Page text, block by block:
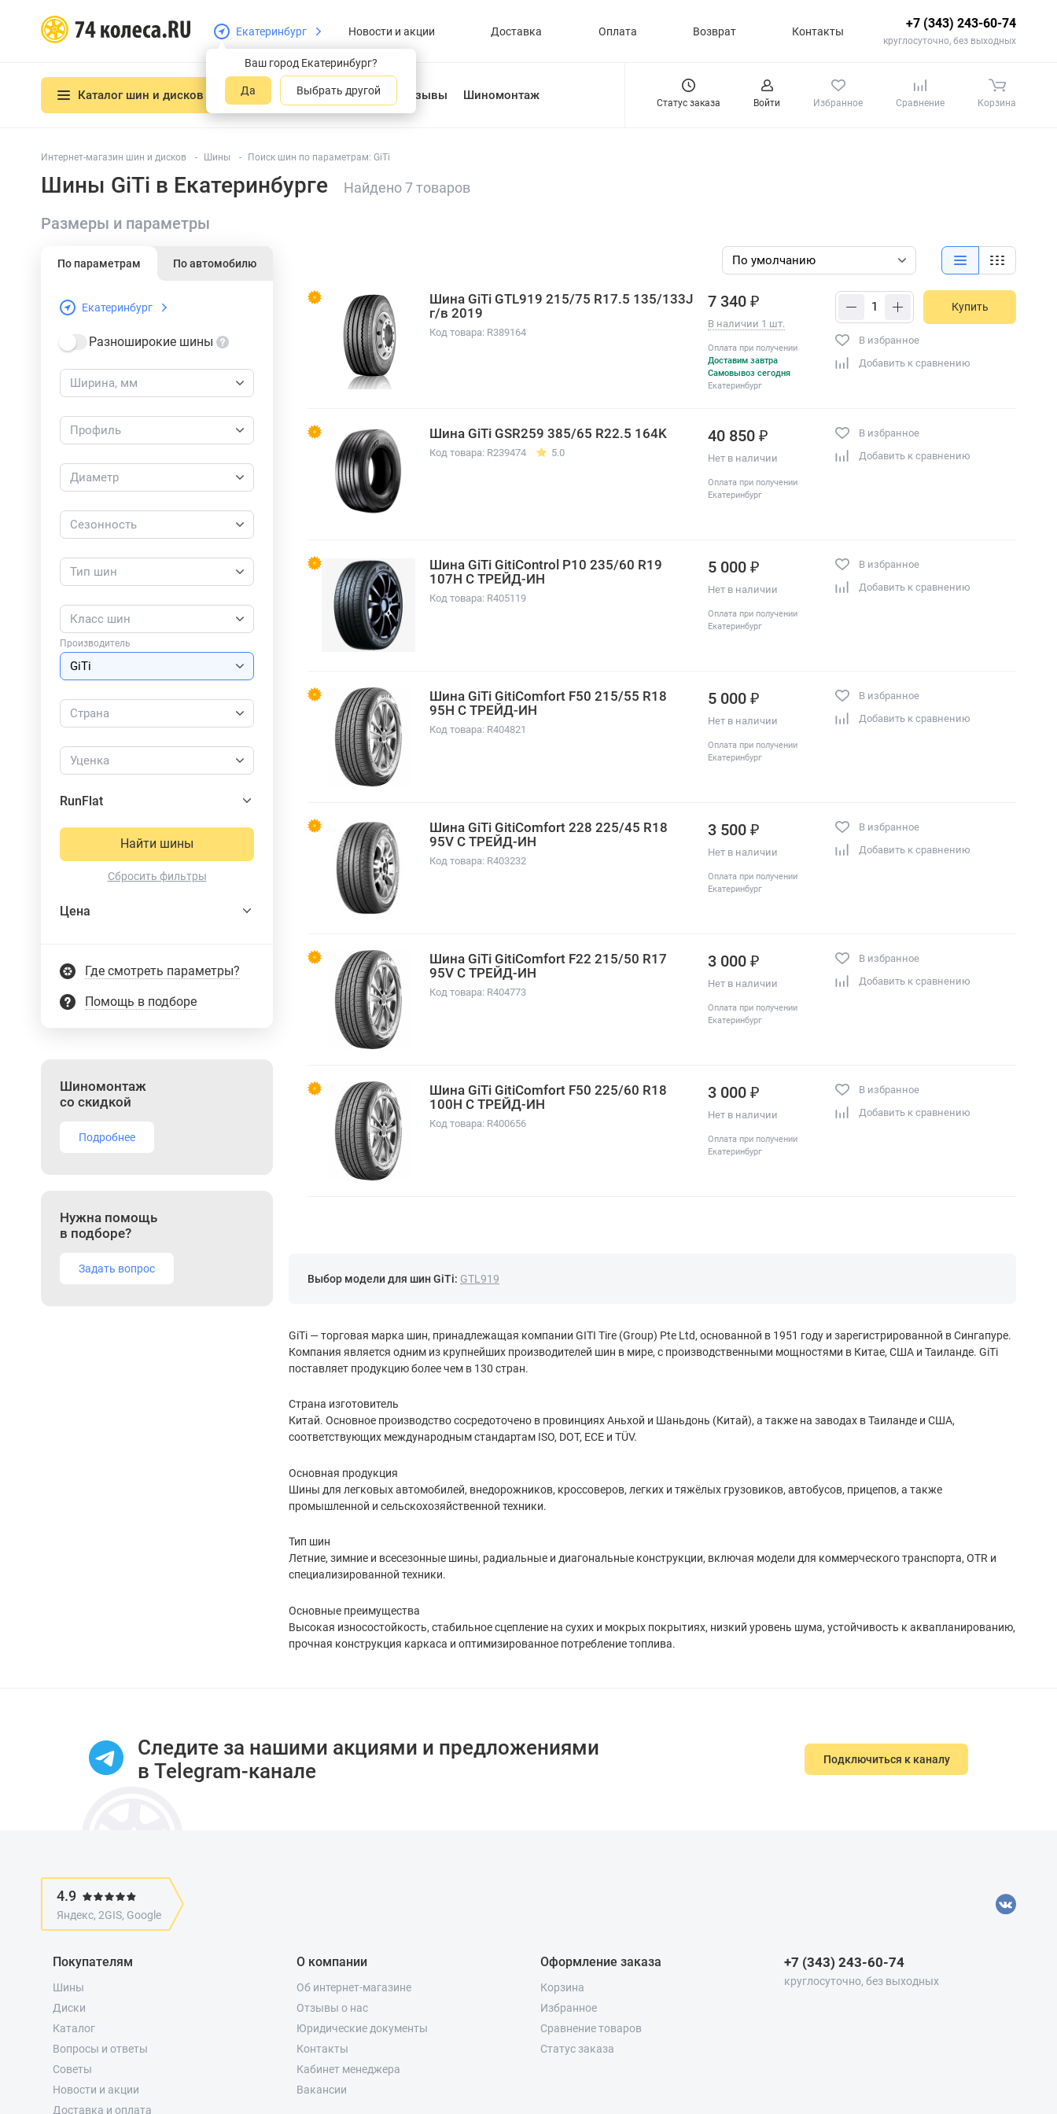
Екатеринбург
Ваш город Екатеринбург?
Да Выбрать другой
Новости и акции Доставка Оплата Возврат Контакты
+7 (343) 243-60-74
круглосуточно, без выходных
Каталог шин и дисков О нас Отзывы Шиномонтаж
Статус заказа Войти Избранное Сравнение Корзина
Интернет-магазин шин и дисков Шины Поиск шин по параметрам: GiTi
Шины GiTi в Екатеринбурге Найдено 7 товаров
Размеры и параметры
По параметрам По автомобилю
Екатеринбург
Разноширокие шины
Ширина, мм
Профиль
Диаметр
Сезонность
Тип шин
Класс шин
Производитель
Страна
Уценка
RunFlat
Найти шины
Сбросить фильтры
Цена
Где смотреть параметры?
Помощь в подборе
Шиномонтаж
со скидкой
Подробнее
Нужна помощь
в подборе?
Задать вопрос
Шина GiTi GTL919 215/75 R17.5 135/133J
г/в 2019
Код товара: R389164
7 340 ₽
В наличии 1 шт.
Оплата при получении
Доставим завтра
Самовывоз сегодня
Екатеринбург
Купить
В избранное
Добавить к сравнению
Шина GiTi GSR259 385/65 R22.5 164K
Код товара: R239474 5.0
40 850 ₽
Нет в наличии
Оплата при получении
Екатеринбург
В избранное
Добавить к сравнению
Шина GiTi GitiControl P10 235/60 R19
107H С ТРЕЙД-ИН
Код товара: R405119
5 000 ₽
Нет в наличии
Оплата при получении
Екатеринбург
В избранное
Добавить к сравнению
Шина GiTi GitiComfort F50 215/55 R18
95H С ТРЕЙД-ИН
Код товара: R404821
5 000 ₽
Нет в наличии
Оплата при получении
Екатеринбург
В избранное
Добавить к сравнению
Шина GiTi GitiComfort 228 225/45 R18
95V С ТРЕЙД-ИН
Код товара: R403232
3 500 ₽
Нет в наличии
Оплата при получении
Екатеринбург
В избранное
Добавить к сравнению
Шина GiTi GitiComfort F22 215/50 R17
95V С ТРЕЙД-ИН
Код товара: R404773
3 000 ₽
Нет в наличии
Оплата при получении
Екатеринбург
В избранное
Добавить к сравнению
Шина GiTi GitiComfort F50 225/60 R18
100H С ТРЕЙД-ИН
Код товара: R400656
3 000 ₽
Нет в наличии
Оплата при получении
Екатеринбург
В избранное
Добавить к сравнению
Выбор модели для шин GiTi: GTL919
GiTi — торговая марка шин, принадлежащая компании GITI Tire (Group) Pte Ltd, основанной в 1951 году и зарегистрированной в Сингапуре.
Компания является одним из крупнейших производителей шин в мире, с производственными мощностями в Китае, США и Таиланде. GiTi
поставляет продукцию более чем в 130 стран.
Страна изготовитель
Китай. Основное производство сосредоточено в провинциях Аньхой и Шаньдонь (Китай), а также на заводах в Таиланде и США,
соответствующих международным стандартам ISO, DOT, ECE и TÜV.
Основная продукция
Шины для легковых автомобилей, внедорожников, кроссоверов, легких и тяжёлых грузовиков, автобусов, прицепов, а также
промышленной и сельскохозяйственной техники.
Тип шин
Летние, зимние и всесезонные шины, радиальные и диагональные конструкции, включая модели для коммерческого транспорта, OTR и
специализированной техники.
Основные преимущества
Высокая износостойкость, стабильное сцепление на сухих и мокрых покрытиях, низкий уровень шума, устойчивость к аквапланированию,
прочная конструкция каркаса и оптимизированное потребление топлива.
Следите за нашими акциями и предложениями
в Telegram-канале
Подключиться к каналу
4.9
Яндекс, 2GIS, Google
Покупателям
Шины
Диски
Каталог
Вопросы и ответы
Советы
Новости и акции
Доставка и оплата
О компании
Об интернет-магазине
Отзывы о нас
Юридические документы
Контакты
Кабинет менеджера
Вакансии
Оформление заказа
Корзина
Избранное
Сравнение товаров
Статус заказа
+7 (343) 243-60-74
круглосуточно, без выходных